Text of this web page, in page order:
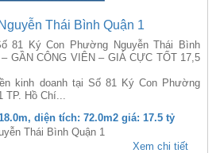
Thái Bình Quận 1
81 Ký Con Phường Nguyễn Thái Bình
GẦN CÔNG VIÊN – GIÁ CỰC TỐT 17,5
kinh doanh tại Số 81 Ký Con Phường
TP. Hồ Chí...
diện tích: 72.0m2 giá: 17.5 tỷ
Thái Bình Quận 1
Xem chi tiết